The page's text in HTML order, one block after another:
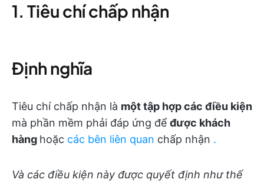
1. Tiêu chí chấp nhận
Định nghĩa
Tiêu chí chấp nhận là một tập hợp các điều kiện
mà phần mềm phải đáp ứng để được khách
hàng hoặc các bên liên quan chấp nhận .
Và các điều kiện này được quyết định như thế